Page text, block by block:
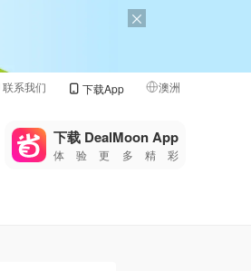
联系我们 下载App 澳洲
🇺🇸
🇨🇳 中国
下载 DealMoon App
体验更多精彩